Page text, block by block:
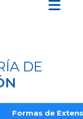
DE
Formas de